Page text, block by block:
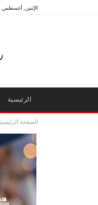
الإثنين, أغسطس 3, 2026
الرئيسية
الصفحة